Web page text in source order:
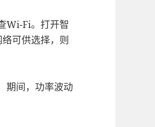
Wi-Fi。打开智
可供选择，则
期间，功率波动